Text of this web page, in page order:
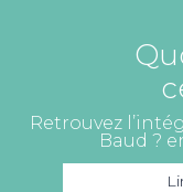
Retrouvez
Baud ?